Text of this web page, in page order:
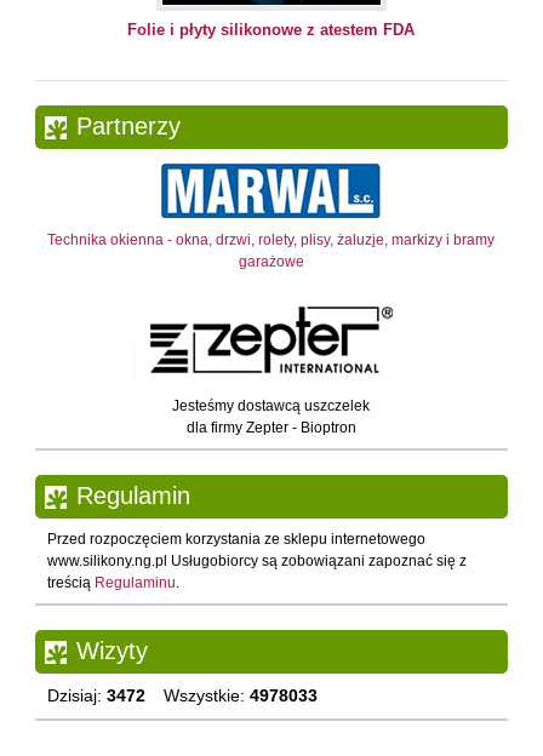
Folie i płyty silikonowe z atestem FDA
Partnerzy
Technika okienna - okna, drzwi, rolety, plisy, żaluzje, markizy i bramy
garażowe
Jesteśmy dostawcą uszczelek
dla firmy Zepter - Bioptron
Regulamin
Przed rozpoczęciem korzystania ze sklepu internetowego
www.silikony.ng.pl Usługobiorcy są zobowiązani zapoznać się z
treścią Regulaminu.
Wizyty
Dzisiaj: 3472 Wszystkie: 4978033